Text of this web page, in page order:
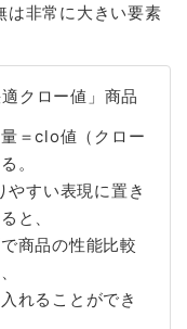
は非常に大きい要素
クロー値」商品
＝clo値（クロー
。
すい表現に置き
と、
商品の性能比較
れることができ